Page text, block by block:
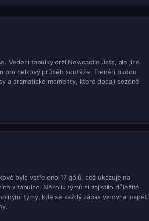
Vedení tabulky drží Newcastle Jets, ale jiné
pro celkový průběh soutěže. Trenéři budou
a dramatické momenty, které dodají sezóně
bylo vstřeleno 17 gólů, což ukazuje na
v tabulce. Několik týmů si zajistilo důležité
týmy, kde se každý zápas vyrovnal napětí